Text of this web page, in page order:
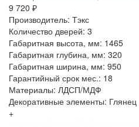
9 720 ₽
Производитель: Тэкс
Количество дверей: 3
Габаритная высота, мм: 1465
Габаритная глубина, мм: 320
Габаритная ширина, мм: 950
Гарантийный срок мес.: 18
Материалы: ЛДСП/МДФ
Декоративные элементы: Глянец
+